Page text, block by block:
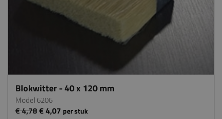
Blokwitter - 40 x 120 mm
Model 6206
€ 4,78€ 4,07 per stuk